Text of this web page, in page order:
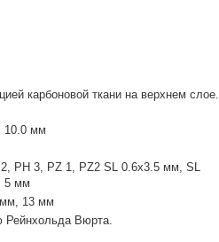
карбоновой ткани на верхнем слое.
10.0 мм
2, PH 3, PZ 1, PZ2 SL 0.6x3.5 мм, SL
5 мм
мм, 13 мм
Рейнхольда Вюрта.